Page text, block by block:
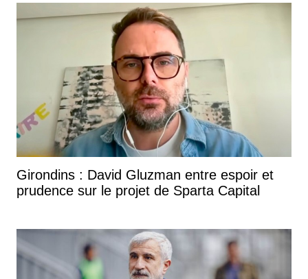
Girondins : David Gluzman entre espoir et
prudence sur le projet de Sparta Capital